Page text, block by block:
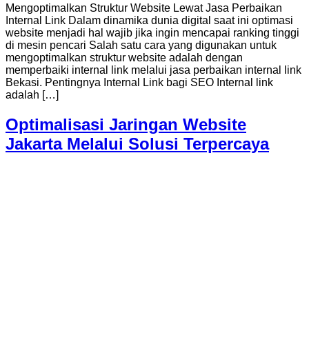
Mengoptimalkan Struktur Website Lewat Jasa Perbaikan
Internal Link Dalam dinamika dunia digital saat ini optimasi
website menjadi hal wajib jika ingin mencapai ranking tinggi
di mesin pencari Salah satu cara yang digunakan untuk
mengoptimalkan struktur website adalah dengan
memperbaiki internal link melalui jasa perbaikan internal link
Bekasi. Pentingnya Internal Link bagi SEO Internal link
adalah […]
Optimalisasi Jaringan Website
Jakarta Melalui Solusi Terpercaya